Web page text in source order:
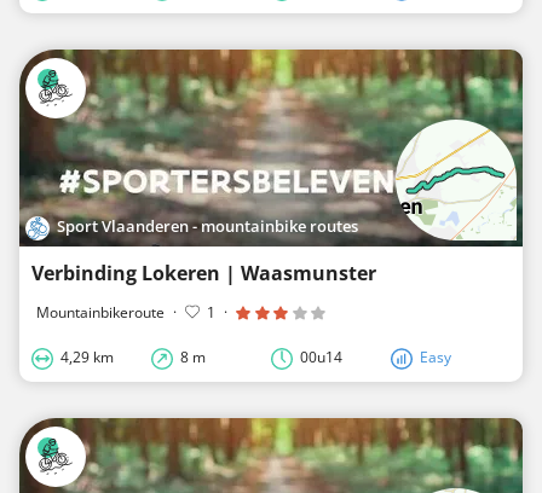
Sport Vlaanderen - mountainbike routes
Verbinding Lokeren | Waasmunster
Mountainbikeroute · 1 ·
4,29 km 8 m 00u14 Easy